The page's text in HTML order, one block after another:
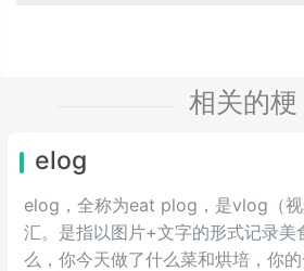
相关的梗
elog
elog，全称为eat plog，是vlog（
汇。是指以图片+文字的形式记录美
么，你今天做了什么菜和烘培，你